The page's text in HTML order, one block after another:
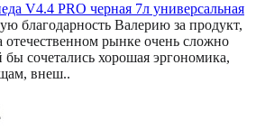
V4.4 PRO черная 7л универсальная
благодарность Валерию за продукт,
отечественном рынке очень сложно
бы сочетались хорошая эргономика,
внеш..